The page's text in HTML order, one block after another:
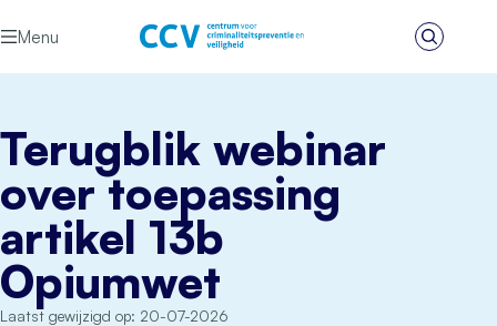
Menu
Zoeken
Terugblik webinar
over toepassing
artikel 13b
Opiumwet
Laatst gewijzigd op: 20-07-2026